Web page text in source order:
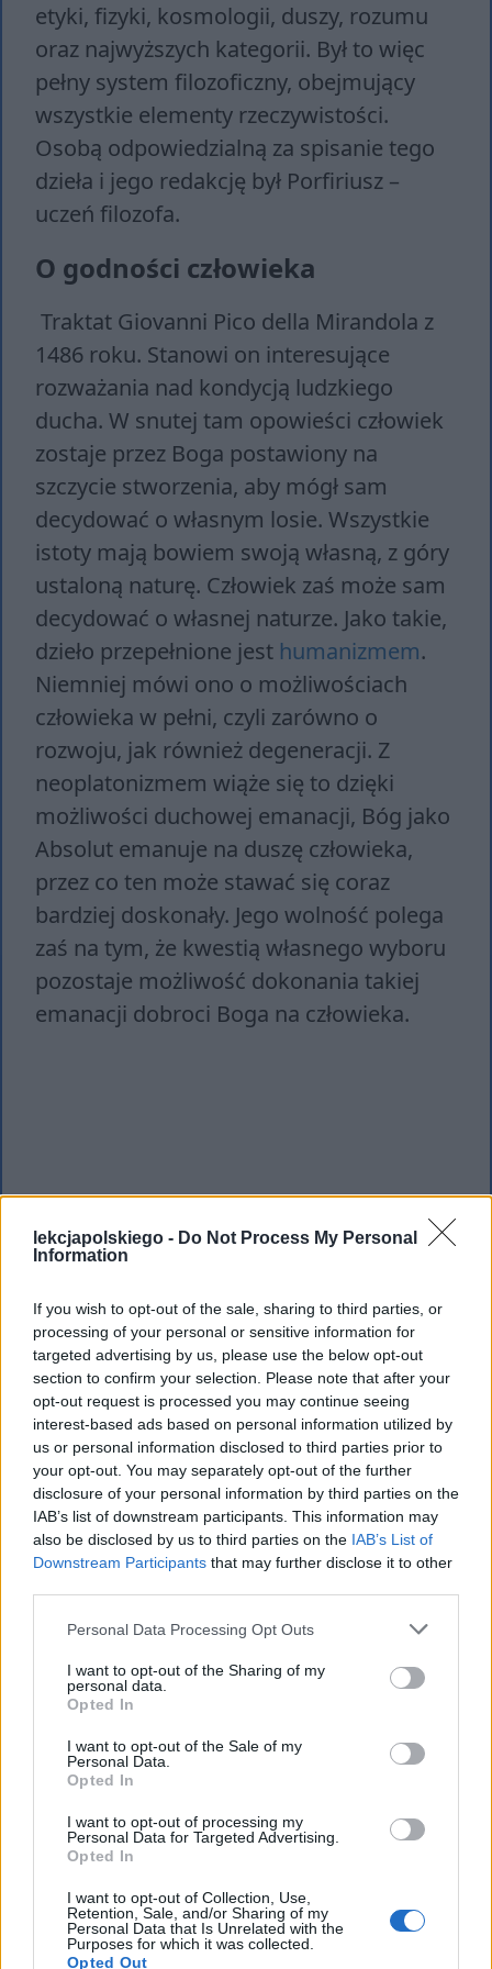
lekcjapolskiego - Do Not Process My Personal
Information
If you wish to opt-out of the sale, sharing to third parties, or
processing of your personal or sensitive information for
targeted advertising by us, please use the below opt-out
section to confirm your selection. Please note that after your
opt-out request is processed you may continue seeing
interest-based ads based on personal information utilized by
us or personal information disclosed to third parties prior to
your opt-out. You may separately opt-out of the further
disclosure of your personal information by third parties on the
IAB’s list of downstream participants. This information may
also be disclosed by us to third parties on the IAB’s List of
Downstream Participants that may further disclose it to other
Personal Data Processing Opt Outs
I want to opt-out of the Sharing of my
personal data.
Opted In
I want to opt-out of the Sale of my
Personal Data.
Opted In
I want to opt-out of processing my
Personal Data for Targeted Advertising.
Opted In
I want to opt-out of Collection, Use,
Retention, Sale, and/or Sharing of my
Personal Data that Is Unrelated with the
Purposes for which it was collected.
Opted Out
etyki, fizyki, kosmologii, duszy, rozumu
oraz najwyższych kategorii. Był to więc
pełny system filozoficzny, obejmujący
wszystkie elementy rzeczywistości.
Osobą odpowiedzialną za spisanie tego
dzieła i jego redakcję był Porfiriusz –
uczeń filozofa.
O godności człowieka
Traktat Giovanni Pico della Mirandola z
1486 roku. Stanowi on interesujące
rozważania nad kondycją ludzkiego
ducha. W snutej tam opowieści człowiek
zostaje przez Boga postawiony na
szczycie stworzenia, aby mógł sam
decydować o własnym losie. Wszystkie
istoty mają bowiem swoją własną, z góry
ustaloną naturę. Człowiek zaś może sam
decydować o własnej naturze. Jako takie,
dzieło przepełnione jest humanizmem.
Niemniej mówi ono o możliwościach
człowieka w pełni, czyli zarówno o
rozwoju, jak również degeneracji. Z
neoplatonizmem wiąże się to dzięki
możliwości duchowej emanacji, Bóg jako
Absolut emanuje na duszę człowieka,
przez co ten może stawać się coraz
bardziej doskonały. Jego wolność polega
zaś na tym, że kwestią własnego wyboru
pozostaje możliwość dokonania takiej
emanacji dobroci Boga na człowieka.
Czego chcesz od nas Panie
Hymn Jana Kochanowskiego, bardzo
protestantów okresu renesansu.
Neoplatońska filozofia wyrażona w tym
utworze jest przekształcona pod
wpływem chrześcijańskim, rozumiejąc
Absolut jako Boga Stwórcę. Twórca
wyraża swoją wdzięczność za stworzenie
świata, na którym wszystko jest dobre.
Byt jest więc emanacją Absolutnego
dobra, któremu człowiek winien jest